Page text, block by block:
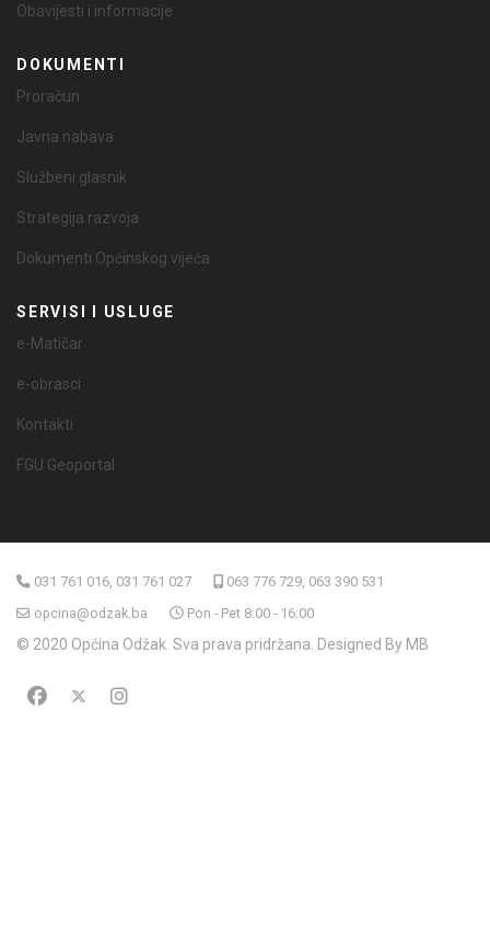
Obavijesti i informacije
DOKUMENTI
Proračun
Javna nabava
Službeni glasnik
Strategija razvoja
Dokumenti Općinskog vijeća
SERVISI I USLUGE
e-Matičar
e-obrasci
Kontakti
FGU Geoportal
031 761 016, 031 761 027
063 776 729, 063 390 531
opcina@odzak.ba
Pon - Pet 8:00 - 16:00
© 2020 Općina Odžak. Sva prava pridržana. Designed By MB